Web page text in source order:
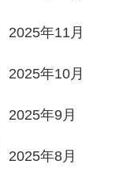
2025年11月
2025年10月
2025年9月
2025年8月